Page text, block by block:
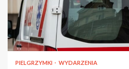
PIELGRZYMKI WYDARZENIA